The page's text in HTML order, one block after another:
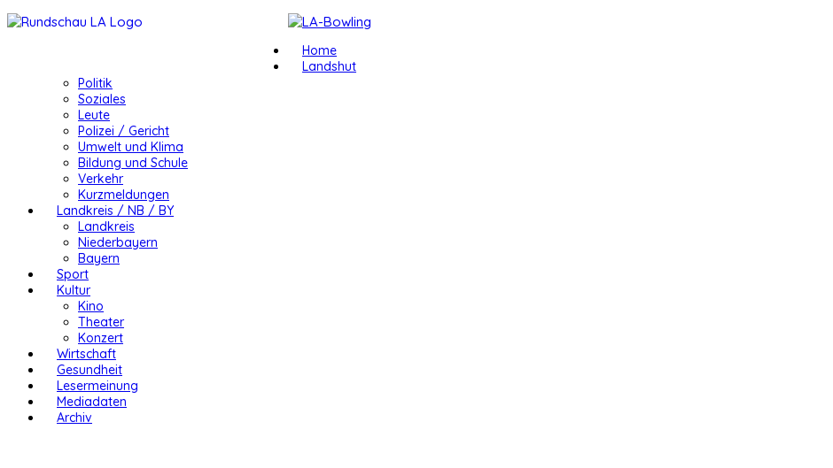
Home
Landshut
Politik
Soziales
Leute
Polizei / Gericht
Umwelt und Klima
Bildung und Schule
Verkehr
Kurzmeldungen
Landkreis / NB / BY
Landkreis
Niederbayern
Bayern
Sport
Kultur
Kino
Theater
Konzert
Wirtschaft
Gesundheit
Lesermeinung
Mediadaten
Archiv